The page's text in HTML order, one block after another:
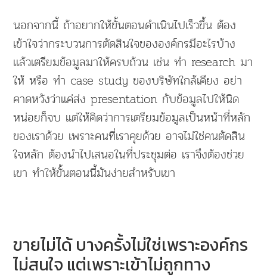
นอกจากนี้ ถ้าอยากให้ขั้นตอนดำเนินไปเร็วขึ้น ต้อง
เข้าใจว่ากระบวนการตัดสินใจขององค์กรมีอะไรบ้าง
แล้วเตรียมข้อมูลมาให้ครบถ้วน เช่น ทำ research มา
ให้ หรือ ทำ case study ของบริษัทใกล้เคียง อย่า
คาดหวังว่าแค่ส่ง presentation กับข้อมูลไปให้นิด
หน่อยก็จบ แต่ให้คิดว่าการเตรียมข้อมูลเป็นหน้าที่หลัก
ของเราด้วย เพราะคนที่เราคุยด้วย อาจไม่ใช่คนตัดสิน
ใจหลัก ต้องนำไปเสนอในที่ประชุมต่อ เราจึงต้องช่วย
เขา ทำให้ขั้นตอนนี้มันง่ายสำหรับเขา
ขายไม่ได้ บางครั้งไม่ใช่เพราะองค์กร
ไม่สนใจ แต่เพราะเข้าไม่ถูกทาง